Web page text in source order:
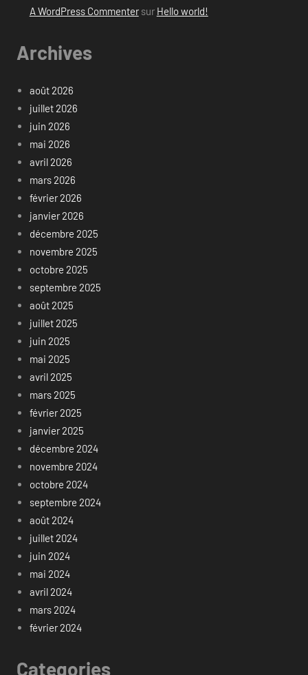
A WordPress Commentersur Hello world!
Archives
août 2026
juillet 2026
juin 2026
mai 2026
avril 2026
mars 2026
février 2026
janvier 2026
décembre 2025
novembre 2025
octobre 2025
septembre 2025
août 2025
juillet 2025
juin 2025
mai 2025
avril 2025
mars 2025
février 2025
janvier 2025
décembre 2024
novembre 2024
octobre 2024
septembre 2024
août 2024
juillet 2024
juin 2024
mai 2024
avril 2024
mars 2024
février 2024
Categories